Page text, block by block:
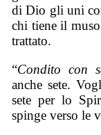
di Dio gli uni
chi tiene il
trattato.
“Condito con
anche sete.
sete per lo
spinge verso le